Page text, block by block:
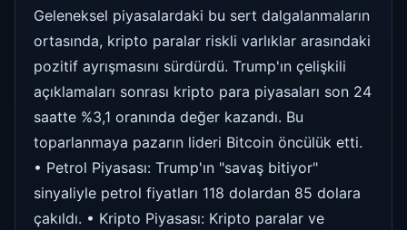
Geleneksel piyasalardaki bu sert dalgalanmaların
ortasında, kripto paralar riskli varlıklar arasındaki
pozitif ayrışmasını sürdürdü. Trump'ın çelişkili
açıklamaları sonrası kripto para piyasaları son 24
saatte %3,1 oranında değer kazandı. Bu
toparlanmaya pazarın lideri Bitcoin öncülük etti.
• Petrol Piyasası: Trump'ın "savaş bitiyor"
sinyaliyle petrol fiyatları 118 dolardan 85 dolara
çakıldı. • Kripto Piyasası: Kripto paralar ve